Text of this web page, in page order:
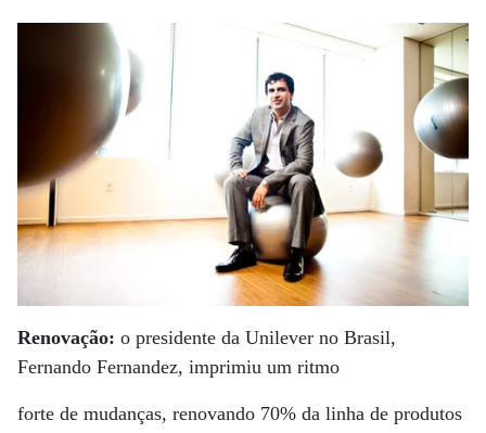
Renovação: o presidente da Unilever no Brasil,
Fernando Fernandez, imprimiu um ritmo
forte de mudanças, renovando 70% da linha de produtos